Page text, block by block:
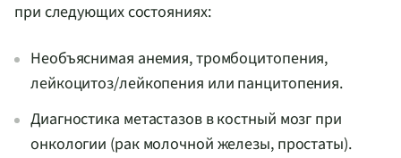
при следующих состояниях:
Необъяснимая анемия, тромбоцитопения,
лейкоцитоз/лейкопения или панцитопения.
Диагностика метастазов в костный мозг при
онкологии (рак молочной железы, простаты).